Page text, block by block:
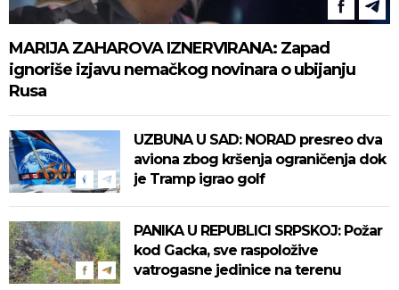
MARIJA ZAHAROVA IZNERVIRANA: Zapad
ignoriše izjavu nemačkog novinara o ubijanju
Rusa
UZBUNA U SAD: NORAD presreo dva
aviona zbog kršenja ograničenja dok
je Tramp igrao golf
PANIKA U REPUBLICI SRPSKOJ: Požar
kod Gacka, sve raspoložive
vatrogasne jedinice na terenu